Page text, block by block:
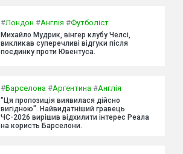
#Лондон #Англія #Футболіст
Михайло Мудрик, вінгер клубу Челсі,
викликав суперечливі відгуки після
поєдинку проти Ювентуса.
#Барселона #Аргентина #Англія
"Ця пропозиція виявилася дійсно
вигідною". Найвидатніший гравець
ЧС-2026 вирішив відхилити інтерес Реала
на користь Барселони.